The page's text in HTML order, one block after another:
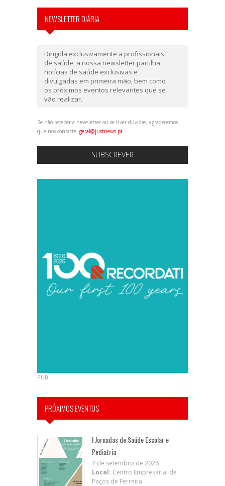
NEWSLETTER DIÁRIA
Dirigida exclusivamente a profissionais
de saúde, a nossa newsletter partilha
notícias de saúde exclusivas e
divulgadas em primeira mão, bem como
os próximos eventos relevantes que se
vão realizar.
Se não receber a newsletter ou se tiver dúvidas, agradecemos
que nos contacte: geral@justnews.pt
SUBSCREVER
PUB
PRÓXIMOS EVENTOS
I Jornadas de Saúde Escolar e
Pediatria
7 de setembro de 2026
Local: Centro Empresarial de
Paços de Ferreira